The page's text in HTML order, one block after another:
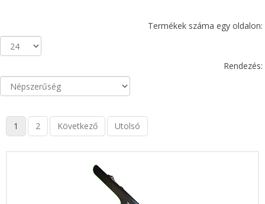
Termékek száma egy oldalon:
Rendezés:
1 2 Következő Utolsó